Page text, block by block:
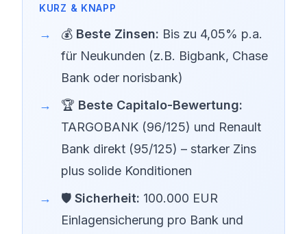
💰 Beste Zinsen: Bis zu 4,05% p.a.
für Neukunden (z.B. Bigbank, Chase
Bank oder norisbank)
🏆 Beste Capitalo-Bewertung:
TARGOBANK (96/125) und Renault
Bank direkt (95/125) – starker Zins
plus solide Konditionen
🛡️ Sicherheit: 100.000 EUR
Einlagensicherung pro Bank und